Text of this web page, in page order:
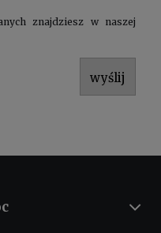
znajdziesz w naszej
wyślij